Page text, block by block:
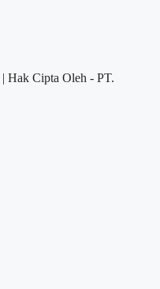
| Hak Cipta Oleh - PT.